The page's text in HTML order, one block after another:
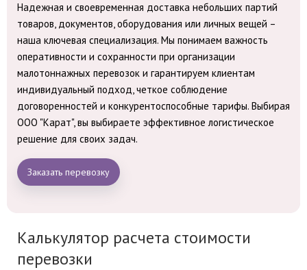
Надежная и своевременная доставка небольших партий
товаров, документов, оборудования или личных вещей –
наша ключевая специализация. Мы понимаем важность
оперативности и сохранности при организации
малотоннажных перевозок и гарантируем клиентам
индивидуальный подход, четкое соблюдение
договоренностей и конкурентоспособные тарифы. Выбирая
ООО "Карат", вы выбираете эффективное логистическое
решение для своих задач.
Заказать перевозку
Калькулятор расчета стоимости
перевозки